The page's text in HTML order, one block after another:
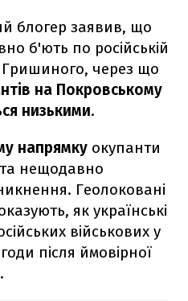
блогер заявив, що
б'ють по російській
Гришиного, через що
на Покровському
низькими.
напрямку окупанти
та нещодавно
Геолоковані
як українські
військових у
після ймовірної